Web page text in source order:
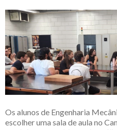
Os alunos de Engenharia
escolher uma sala de aula no